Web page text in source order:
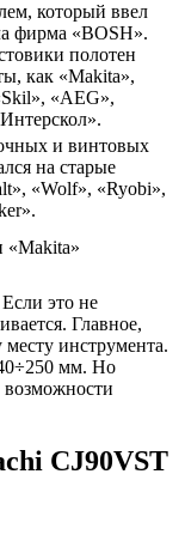
который ввел
фирма «BOSH».
полотен
как «Makita»,
«AEG»,
и винтовых
на старые
«Wolf», «Ryobi»,
«Makita»
это не
Главное,
инструмента.
мм. Но
возможности
CJ90VST